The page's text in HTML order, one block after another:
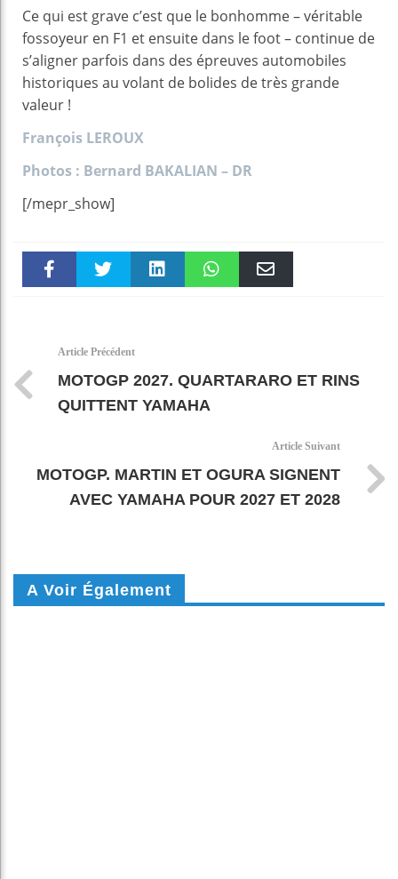
Ce qui est grave c’est que le bonhomme – véritable
fossoyeur en F1 et ensuite dans le foot – continue de
s’aligner parfois dans des épreuves automobiles
historiques au volant de bolides de très grande
valeur !
François LEROUX
Photos : Bernard BAKALIAN – DR
[/mepr_show]
Article Précédent
MOTOGP 2027. QUARTARARO ET RINS
QUITTENT YAMAHA
Article Suivant
MOTOGP. MARTIN ET OGURA SIGNENT
AVEC YAMAHA POUR 2027 ET 2028
A Voir Également